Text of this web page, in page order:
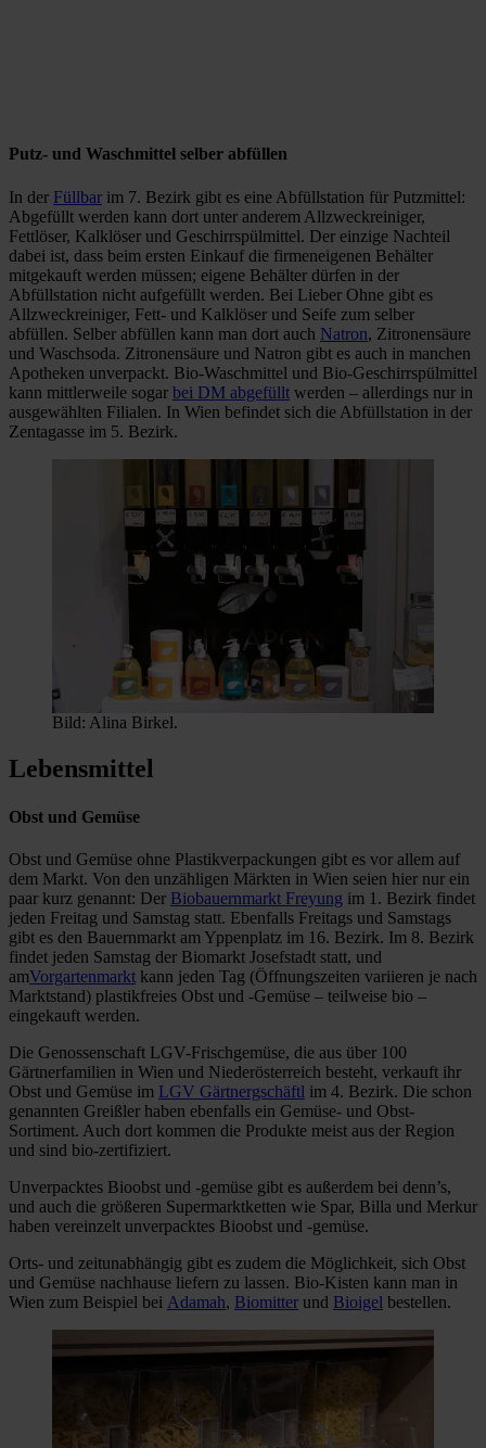
Putz- und Waschmittel selber abfüllen
In der Füllbar im 7. Bezirk gibt es eine Abfüllstation für Putzmittel:
Abgefüllt werden kann dort unter anderem Allzweckreiniger,
Fettlöser, Kalklöser und Geschirrspülmittel. Der einzige Nachteil
dabei ist, dass beim ersten Einkauf die firmeneigenen Behälter
mitgekauft werden müssen; eigene Behälter dürfen in der
Abfüllstation nicht aufgefüllt werden. Bei Lieber Ohne gibt es
Allzweckreiniger, Fett- und Kalklöser und Seife zum selber
abfüllen. Selber abfüllen kann man dort auch Natron, Zitronensäure
und Waschsoda. Zitronensäure und Natron gibt es auch in manchen
Apotheken unverpackt. Bio-Waschmittel und Bio-Geschirrspülmittel
kann mittlerweile sogar bei DM abgefüllt werden – allerdings nur in
ausgewählten Filialen. In Wien befindet sich die Abfüllstation in der
Zentagasse im 5. Bezirk.
Bild: Alina Birkel.
Lebensmittel
Obst und Gemüse
Obst und Gemüse ohne Plastikverpackungen gibt es vor allem auf
dem Markt. Von den unzähligen Märkten in Wien seien hier nur ein
paar kurz genannt: Der Biobauernmarkt Freyung im 1. Bezirk findet
jeden Freitag und Samstag statt. Ebenfalls Freitags und Samstags
gibt es den Bauernmarkt am Yppenplatz im 16. Bezirk. Im 8. Bezirk
findet jeden Samstag der Biomarkt Josefstadt statt, und
amVorgartenmarkt kann jeden Tag (Öffnungszeiten variieren je nach
Marktstand) plastikfreies Obst und -Gemüse – teilweise bio –
eingekauft werden.
Die Genossenschaft LGV-Frischgemüse, die aus über 100
Gärtnerfamilien in Wien und Niederösterreich besteht, verkauft ihr
Obst und Gemüse im LGV Gärtnergschäftl im 4. Bezirk. Die schon
genannten Greißler haben ebenfalls ein Gemüse- und Obst-
Sortiment. Auch dort kommen die Produkte meist aus der Region
und sind bio-zertifiziert.
Unverpacktes Bioobst und -gemüse gibt es außerdem bei denn’s,
und auch die größeren Supermarktketten wie Spar, Billa und Merkur
haben vereinzelt unverpacktes Bioobst und -gemüse.
Orts- und zeitunabhängig gibt es zudem die Möglichkeit, sich Obst
und Gemüse nachhause liefern zu lassen. Bio-Kisten kann man in
Wien zum Beispiel bei Adamah, Biomitter und Bioigel bestellen.